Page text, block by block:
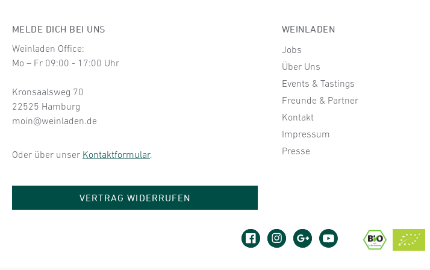
MELDE DICH BEI UNS
Weinladen Office:
Mo – Fr 09:00 - 17:00 Uhr
Kronsaalsweg 70
22525 Hamburg
moin@weinladen.de
Oder über unser Kontaktformular.
VERTRAG WIDERRUFEN
WEINLADEN
Jobs
Über Uns
Events & Tastings
Freunde & Partner
Kontakt
Impressum
Presse